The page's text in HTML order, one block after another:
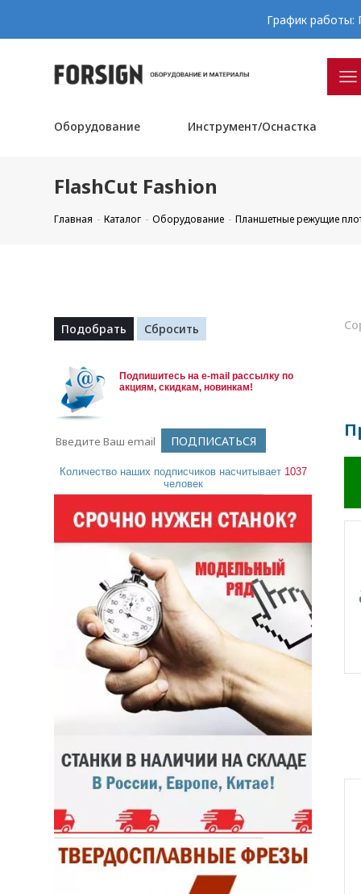
График работы:
Оборудование Инструмент/Оснастка
FlashCut Fashion
Главная Каталог Оборудование Планшетные режущие
Подпишитесь на e-mail рассылку по
акциям, скидкам, новинкам!
Количество наших подписчиков насчитывает 1037
человек